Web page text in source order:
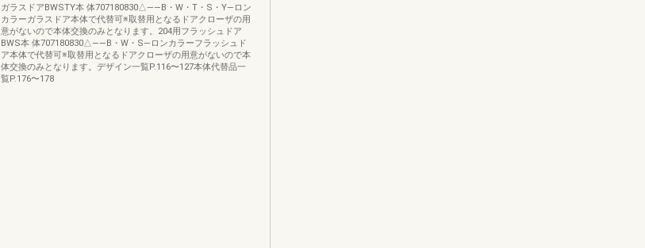
ガラスドアBWSTY本 体707180830△――B・W・T・S・Y―ロン
カラーガラスドア本体で代替可※取替用となるドアクローザの用
意がないので本体交換のみとなります。204用フラッシュドア
BWS本 体707180830△――B・W・S―ロンカラーフラッシュド
ア本体で代替可※取替用となるドアクローザの用意がないので本
体交換のみとなります。デザイン一覧P.116〜127本体代替品一
覧P.176〜178